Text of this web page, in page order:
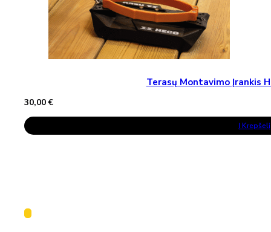
Terasų Montavimo Įrankis
30,00€
Į Krepšelį